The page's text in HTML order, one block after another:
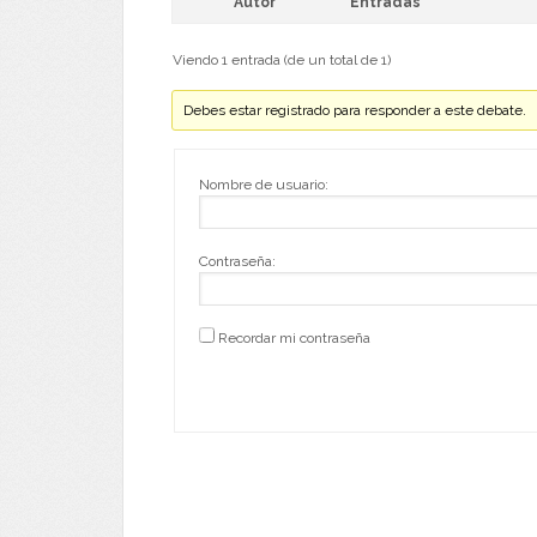
Viendo 1 entrada (de un total de 1)
Debes estar registrado para responder a este debate.
Nombre de usuario:
Contraseña:
Recordar mi contraseña